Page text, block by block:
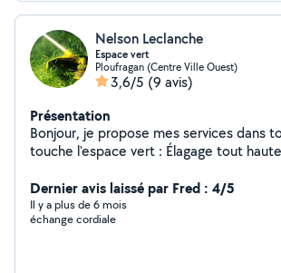
Nelson Leclanche
Espace vert
Ploufragan (Centre Ville Ouest)
3,6/5 (9 avis)
Présentation
Bonjour, je propose mes services dans
touche l'espace vert : Élagage tout hauteur
Tonte de pelouse grand et petit surface .
Désherbage . Nous aimons que le travail
Devis et déplacement gratuit .
Dernier avis laissé par Fred : 4/5
Il y a plus de 6 mois
échange cordiale